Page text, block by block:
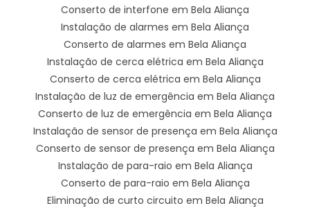
Conserto de interfone em Bela Aliança
Instalação de alarmes em Bela Aliança
Conserto de alarmes em Bela Aliança
Instalação de cerca elétrica em Bela Aliança
Conserto de cerca elétrica em Bela Aliança
Instalação de luz de emergência em Bela Aliança
Conserto de luz de emergência em Bela Aliança
Instalação de sensor de presença em Bela Aliança
Conserto de sensor de presença em Bela Aliança
Instalação de para-raio em Bela Aliança
Conserto de para-raio em Bela Aliança
Eliminação de curto circuito em Bela Aliança